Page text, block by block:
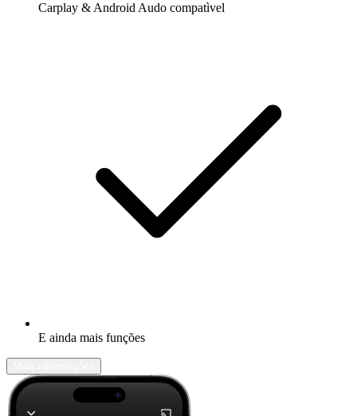
Carplay & Android Audo compatìvel
E ainda mais funções